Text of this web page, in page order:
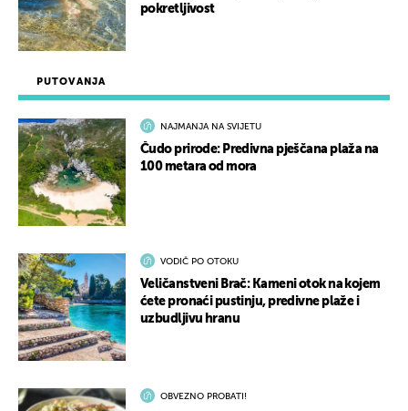
PUTOVANJA
NAJMANJA NA SVIJETU
Čudo prirode: Predivna pješčana plaža na
100 metara od mora
VODIČ PO OTOKU
Veličanstveni Brač: Kameni otok na kojem
ćete pronaći pustinju, predivne plaže i
uzbudljivu hranu
OBVEZNO PROBATI!
pokretljivost